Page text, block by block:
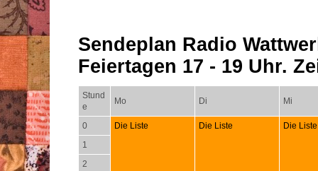
Sendeplan Radio
Feiertagen 17 - 19 Uhr.
Stund
e
Mo Di Mi
0 Die Liste Die Liste
Die Liste
1
2